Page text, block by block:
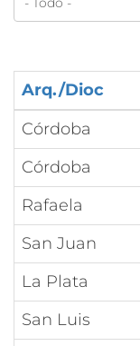
Arq./Dioc
Córdoba
Córdoba
Rafaela
San Juan
La Plata
San Luis